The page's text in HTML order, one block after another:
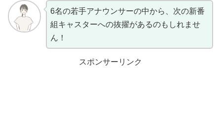
6名の若手アナウンサーの中から、次の新番
組キャスターへの抜擢があるのもしれませ
ん！
スポンサーリンク